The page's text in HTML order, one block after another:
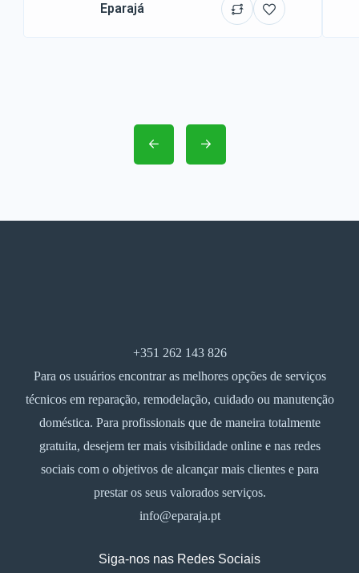
Eparajá
+351 262 143 826
Para os usuários encontrar as melhores opções de serviços
técnicos em reparação, remodelação, cuidado ou manutenção
doméstica. Para profissionais que de maneira totalmente
gratuita, desejem ter mais visibilidade online e nas redes
sociais com o objetivos de alcançar mais clientes e para
prestar os seus valorados serviços.
info@eparaja.pt
Siga-nos nas Redes Sociais